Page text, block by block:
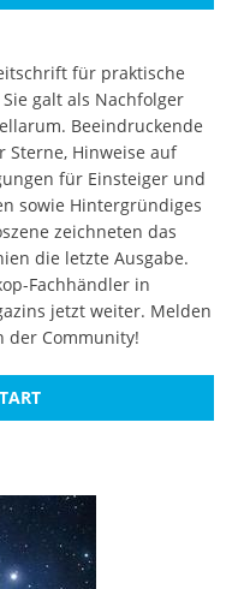
für praktische
galt als Nachfolger
Beeindruckende
Sterne, Hinweise auf
für Einsteiger und
sowie Hintergründiges
zeichneten das
die letzte Ausgabe.
Fachhändler in
jetzt weiter. Melden
der Community!